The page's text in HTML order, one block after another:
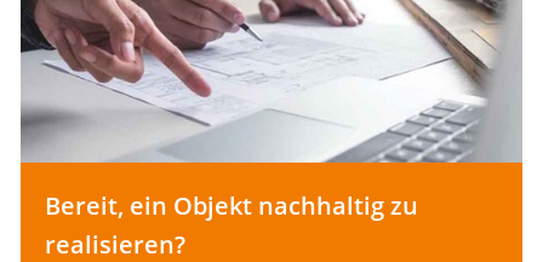
Bereit, ein Objekt nachhaltig zu
realisieren?